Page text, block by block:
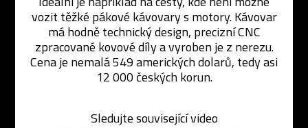
vozit těžké pákové kávovary s motory. Kávovar
má hodně technický design, precizní CNC
zpracované kovové díly a vyroben je z nerezu.
Cena je nemalá 549 amerických dolarů, tedy asi
12 000 českých korun.
Sledujte související video